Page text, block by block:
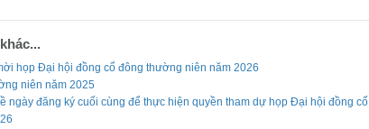
họp Đại hội đồng cổ đông thường niên năm 2026
niên năm 2025
ngày đăng ký cuối cùng để thực hiện quyền tham dự họp Đại hội đồng